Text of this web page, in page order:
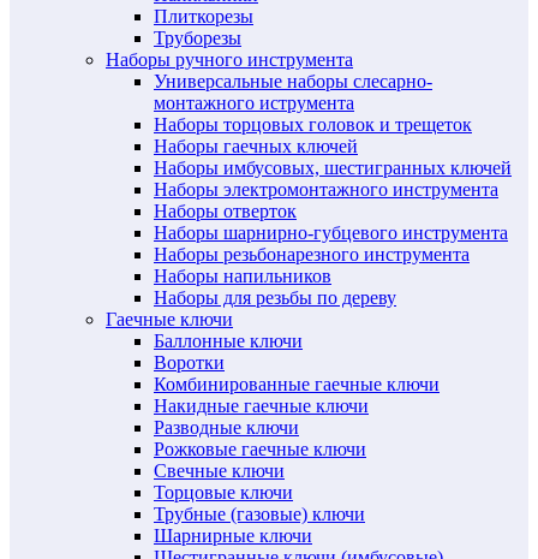
Плиткорезы
Труборезы
Наборы ручного инструмента
Универсальные наборы слесарно-
монтажного иструмента
Наборы торцовых головок и трещеток
Наборы гаечных ключей
Наборы имбусовых, шестигранных ключей
Наборы электромонтажного инструмента
Наборы отверток
Наборы шарнирно-губцевого инструмента
Наборы резьбонарезного инструмента
Наборы напильников
Наборы для резьбы по дереву
Гаечные ключи
Баллонные ключи
Воротки
Комбинированные гаечные ключи
Накидные гаечные ключи
Разводные ключи
Рожковые гаечные ключи
Свечные ключи
Торцовые ключи
Трубные (газовые) ключи
Шарнирные ключи